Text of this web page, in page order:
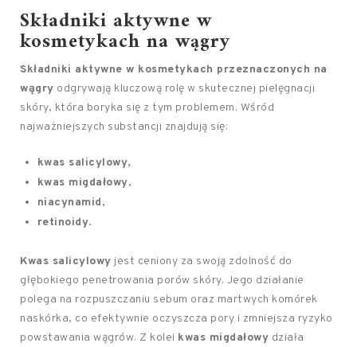
Składniki aktywne w
kosmetykach na wągry
Składniki aktywne w kosmetykach przeznaczonych na
wągry odgrywają kluczową rolę w skutecznej pielęgnacji
skóry, która boryka się z tym problemem. Wśród
najważniejszych substancji znajdują się:
kwas salicylowy,
kwas migdałowy,
niacynamid,
retinoidy.
Kwas salicylowy jest ceniony za swoją zdolność do
głębokiego penetrowania porów skóry. Jego działanie
polega na rozpuszczaniu sebum oraz martwych komórek
naskórka, co efektywnie oczyszcza pory i zmniejsza ryzyko
powstawania wągrów. Z kolei kwas migdałowy działa